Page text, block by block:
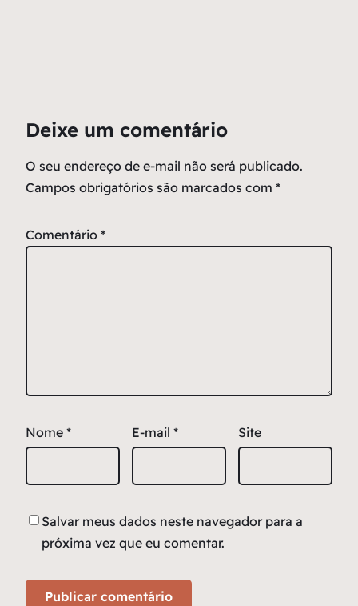
Deixe um comentário
O seu endereço de e-mail não será publicado.
Campos obrigatórios são marcados com *
Comentário *
Nome * E-mail * Site
Salvar meus dados neste navegador para a
próxima vez que eu comentar.